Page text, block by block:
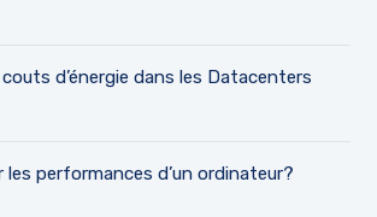
couts d’énergie dans les Datacenters
performances d’un ordinateur?